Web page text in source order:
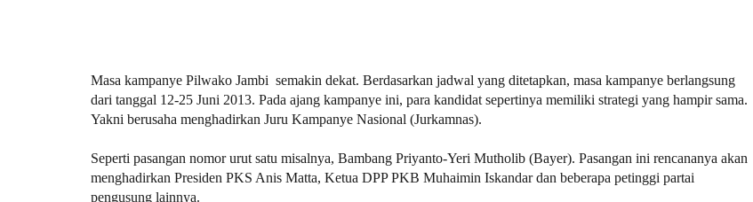
Masa kampanye Pilwako Jambi semakin dekat. Berdasarkan jadwal yang ditetapkan, masa kampanye berlangsung
dari tanggal 12-25 Juni 2013. Pada ajang kampanye ini, para kandidat sepertinya memiliki strategi yang hampir sama.
Yakni berusaha menghadirkan Juru Kampanye Nasional (Jurkamnas).
Seperti pasangan nomor urut satu misalnya, Bambang Priyanto-Yeri Mutholib (Bayer). Pasangan ini rencananya akan
menghadirkan Presiden PKS Anis Matta, Ketua DPP PKB Muhaimin Iskandar dan beberapa petinggi partai
pengusung lainnya.